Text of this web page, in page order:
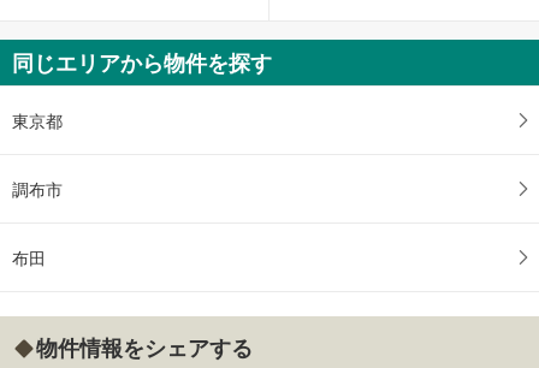
同じエリアから物件を探す
東京都
調布市
布田
物件情報をシェアする